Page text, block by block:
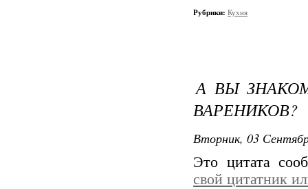
Рубрики: Кухня
А ВЫ
ВАРЕНИКОВ?
Вторник, 03
Это цитата
свой цитатник